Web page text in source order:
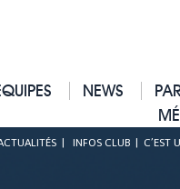
NEWS
INFOS CLUB C’EST